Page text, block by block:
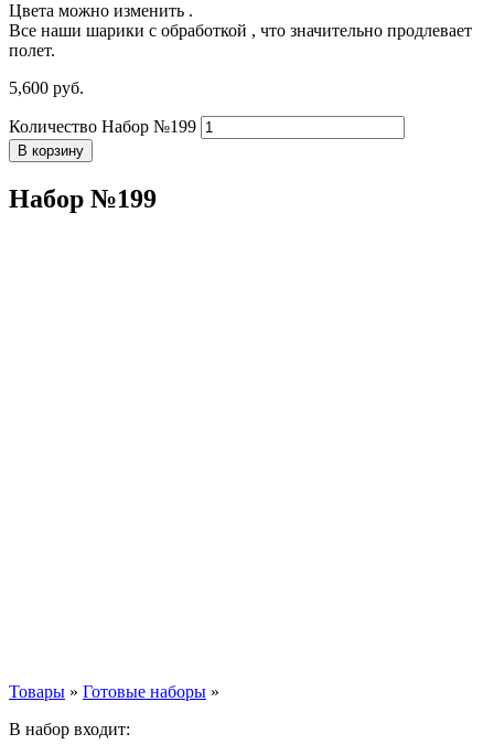
Цвета можно изменить .
Все наши шарики с обработкой , что значительно продлевает
полет.
5,600 руб.
Количество Набор №199
В корзину
Набор №199
Товары » Готовые наборы »
В набор входит: